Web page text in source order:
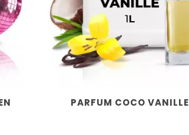
PARFUM COCO VANILLE